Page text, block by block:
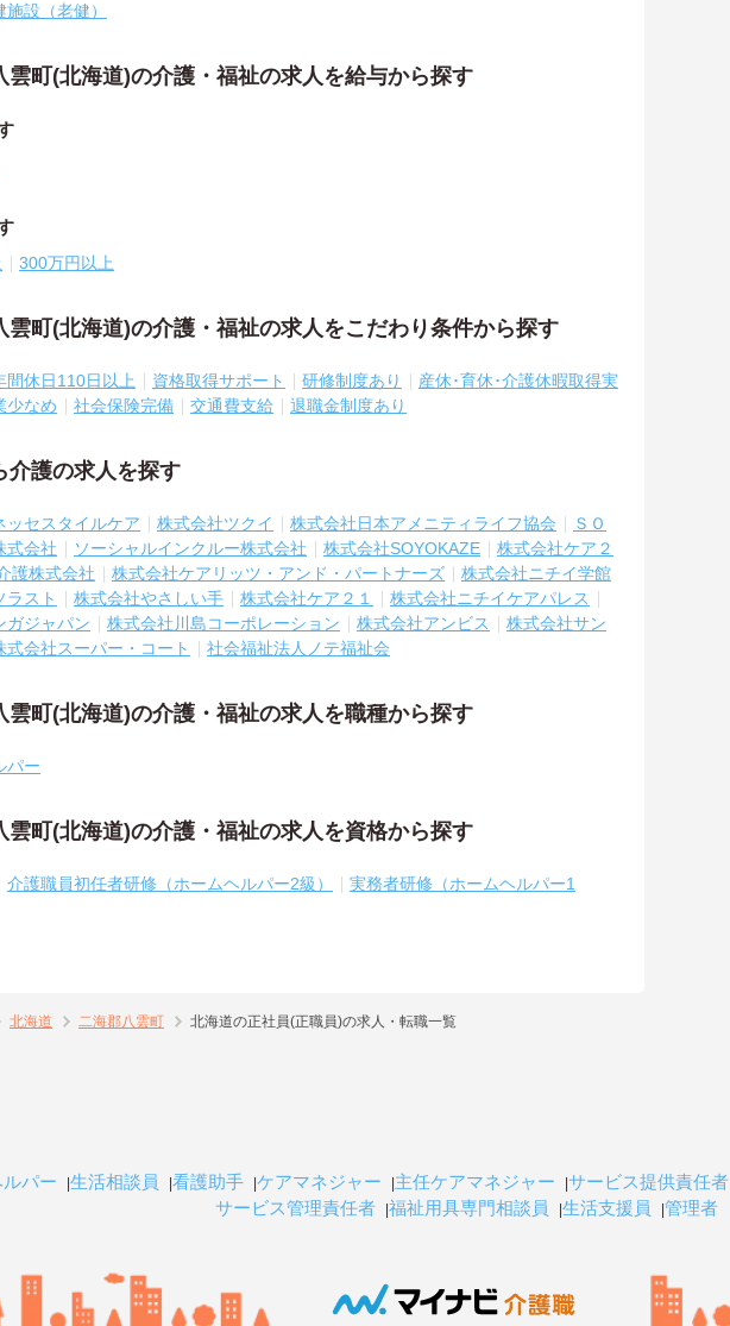
設（老健）
雲町(北海道)の介護・福祉の求人を給与から探す
300万円以上
雲町(北海道)の介護・福祉の求人をこだわり条件から探す
間休日110日以上 資格取得サポート 研修制度あり
産休･育休･介護休暇取得実
少なめ 社会保険完備 交通費支給 退職金制度あり
介護の求人を探す
ッセスタイルケア 株式会社ツクイ 株式会社日本アメニティライフ協会
ＳＯ
式会社
ソーシャルインクルー株式会社 株式会社SOYOKAZE
株式会社ケア２
護株式会社 株式会社ケアリッツ・アンド・パートナーズ
株式会社ニチイ学館
ラスト
株式会社やさしい手 株式会社ケア２１
株式会社ニチイケアパレス
ガジャパン
株式会社川島コーポレーション 株式会社アンビス
株式会社サン
式会社スーパー・コート 社会福祉法人ノテ福祉会
雲町(北海道)の介護・福祉の求人を職種から探す
パー
雲町(北海道)の介護・福祉の求人を資格から探す
介護職員初任者研修（ホームヘルパー2級）
実務者研修（ホームヘルパー1
北海道 二海郡八雲町 北海道の正社員(正職員)の求人・転職一覧
パー 生活相談員 看護助手 ケアマネジャー 主任ケアマネジャー サービス提供責任者
サービス管理責任者
福祉用具専門相談員 生活支援員 管理者